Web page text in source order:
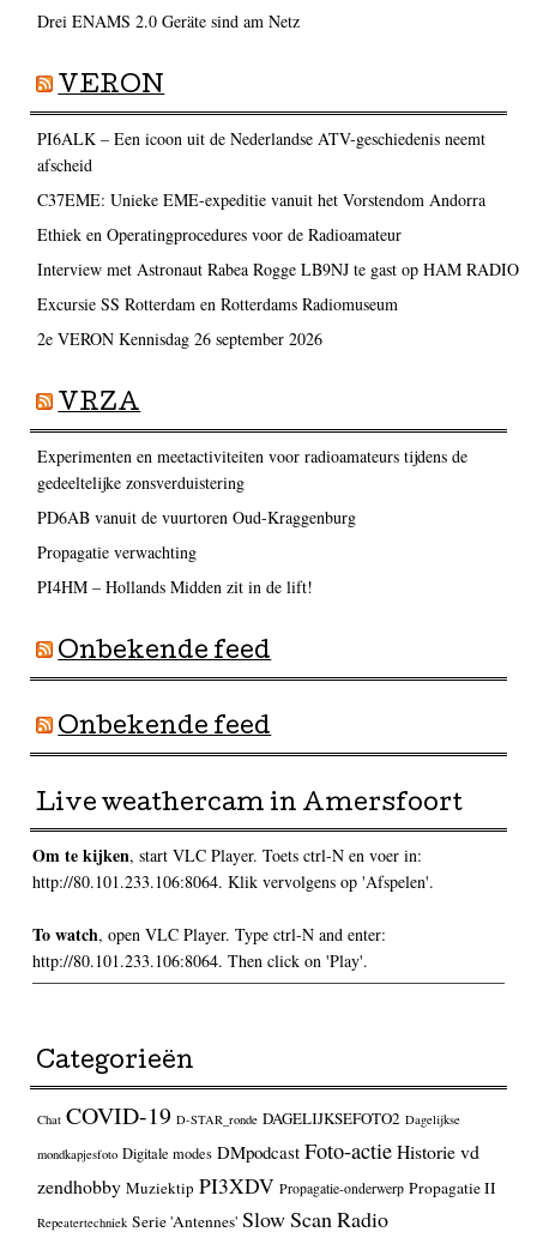
Drei ENAMS 2.0 Geräte sind am Netz
VERON
PI6ALK – Een icoon uit de Nederlandse ATV-geschiedenis neemt
afscheid
C37EME: Unieke EME-expeditie vanuit het Vorstendom Andorra
Ethiek en Operatingprocedures voor de Radioamateur
Interview met Astronaut Rabea Rogge LB9NJ te gast op HAM RADIO
Excursie SS Rotterdam en Rotterdams Radiomuseum
2e VERON Kennisdag 26 september 2026
VRZA
Experimenten en meetactiviteiten voor radioamateurs tijdens de
gedeeltelijke zonsverduistering
PD6AB vanuit de vuurtoren Oud-Kraggenburg
Propagatie verwachting
PI4HM – Hollands Midden zit in de lift!
Onbekende feed
Onbekende feed
Live weathercam in Amersfoort
Om te kijken, start VLC Player. Toets ctrl-N en voer in:
http://80.101.233.106:8064. Klik vervolgens op 'Afspelen'.
To watch, open VLC Player. Type ctrl-N and enter:
http://80.101.233.106:8064. Then click on 'Play'.
Categorieën
Chat COVID-19 D-STAR_ronde DAGELIJKSEFOTO2 Dagelijkse
mondkapjesfoto Digitale modes DMpodcast Foto-actieHistorie vd
zendhobby Muziektip PI3XDV Propagatie-onderwerp Propagatie II
Repeatertechniek Serie 'Antennes' Slow Scan Radio